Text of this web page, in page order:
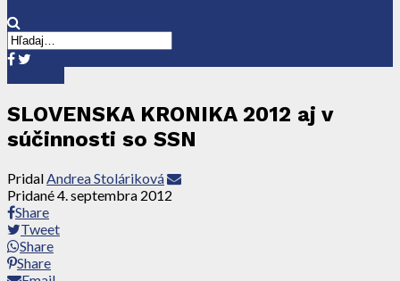
SLOVENSKA KRONIKA 2012 aj v
súčinnosti so SSN
Pridal Andrea Stoláriková
Pridané4. septembra 2012
Share
Tweet
Share
Share